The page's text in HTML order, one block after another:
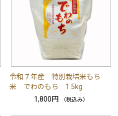
令和７年産 特別栽培米もち
米 でわのもち 1.5kg
1,800円
（税込み）